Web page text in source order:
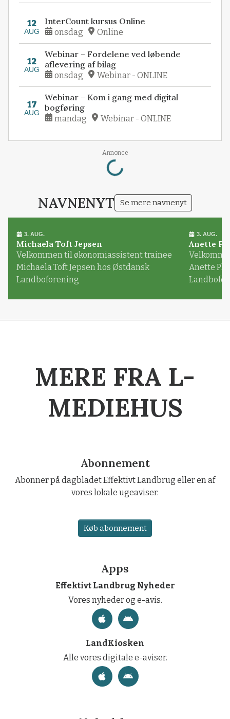
12
AUG
InterCount kursus Online
onsdag Online
12
AUG
Webinar – Fordelene ved løbende
aflevering af bilag
onsdag Webinar - ONLINE
17
AUG
Webinar – Kom i gang med digital
bogføring
mandag Webinar - ONLINE
Annonce
Loading...
NAVNENYT Se mere navnenyt
3. AUG.
Michaela Toft Jepsen
Velkommen til økonomiassistent trainee
Michaela Toft Jepsen hos Østdansk
Landboforening
3. AUG.
Anette
Anette
MERE FRA L-
MEDIEHUS
Abonnement
Abonner på dagbladet Effektivt Landbrug eller en af
vores lokale ugeaviser.
Køb abonnement
Apps
Effektivt Landbrug Nyheder
Vores nyheder og e-avis.
LandKiosken
Alle vores digitale e-aviser.